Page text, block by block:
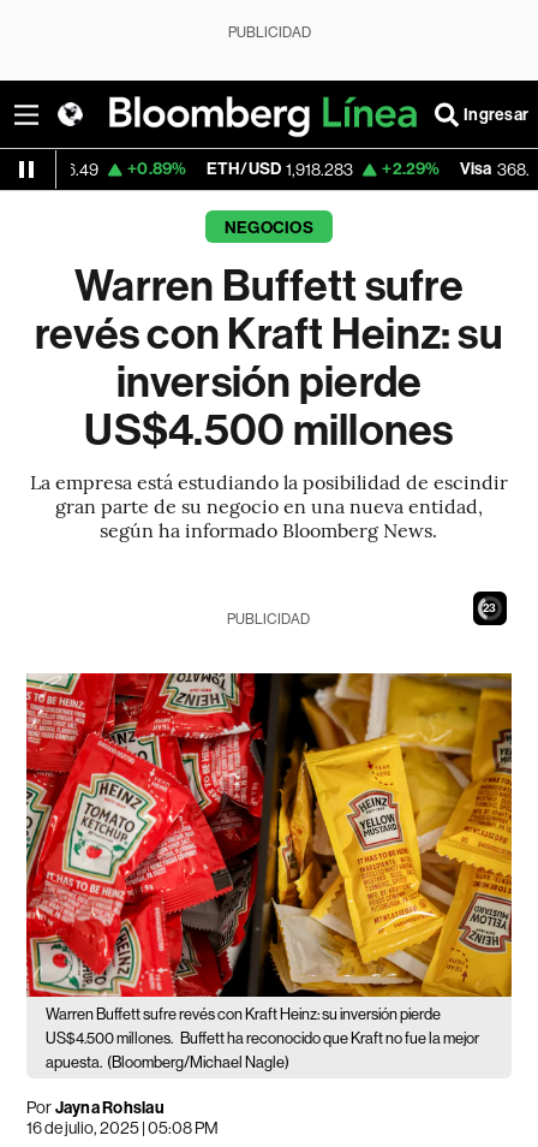
PUBLICIDAD
Ingresar
+0.89% ETH/USD 1,918.283 +2.29% Visa 368.51 -0.29%
NEGOCIOS
Warren Buffett sufre
revés con Kraft Heinz: su
inversión pierde
US$4.500 millones
La empresa está estudiando la posibilidad de escindir
gran parte de su negocio en una nueva entidad,
según ha informado Bloomberg News.
22
PUBLICIDAD
Warren Buffett sufre revés con Kraft Heinz: su inversión pierde
US$4.500 millones. Buffett ha reconocido que Kraft no fue la mejor
apuesta. (Bloomberg/Michael Nagle)
PorJayna Rohslau
16 de julio, 2025 | 05:08 PM